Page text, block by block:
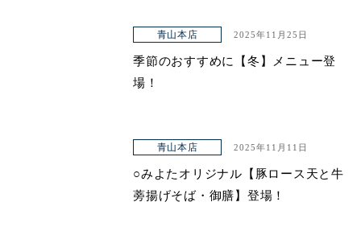
青山本店 2025年11月25日
季節のおすすめに【冬】メニュー登
場！
青山本店 2025年11月11日
○みよたオリジナル【豚ロース天と牛
蒡揚げそば・御膳】登場！